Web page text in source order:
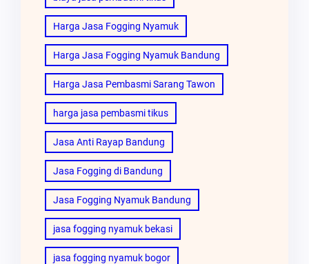
Harga Jasa Fogging Nyamuk
Harga Jasa Fogging Nyamuk Bandung
Harga Jasa Pembasmi Sarang Tawon
harga jasa pembasmi tikus
Jasa Anti Rayap Bandung
Jasa Fogging di Bandung
Jasa Fogging Nyamuk Bandung
jasa fogging nyamuk bekasi
jasa fogging nyamuk bogor